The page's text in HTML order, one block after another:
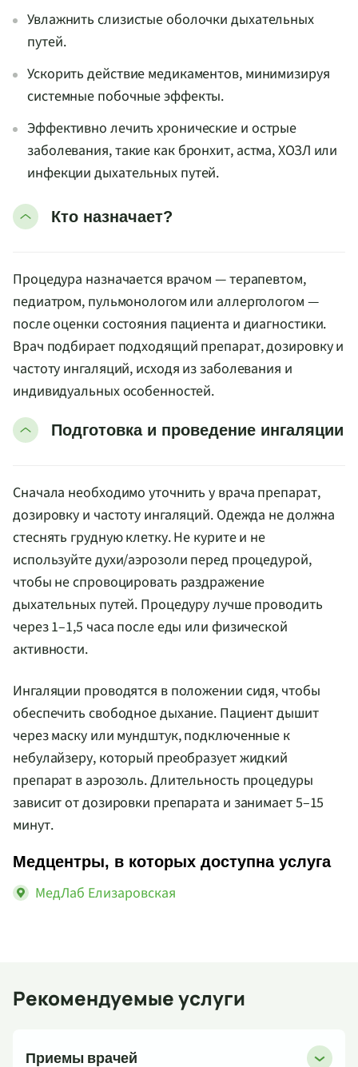
Увлажнить слизистые оболочки дыхательных
путей.
Ускорить действие медикаментов, минимизируя
системные побочные эффекты.
Эффективно лечить хронические и острые
заболевания, такие как бронхит, астма, ХОЗЛ или
инфекции дыхательных путей.
Кто назначает?
Процедура назначается врачом — терапевтом,
педиатром, пульмонологом или аллергологом —
после оценки состояния пациента и диагностики.
Врач подбирает подходящий препарат, дозировку и
частоту ингаляций, исходя из заболевания и
индивидуальных особенностей.
Подготовка и проведение ингаляции
Сначала необходимо уточнить у врача препарат,
дозировку и частоту ингаляций. Одежда не должна
стеснять грудную клетку. Не курите и не
используйте духи/аэрозоли перед процедурой,
чтобы не спровоцировать раздражение
дыхательных путей. Процедуру лучше проводить
через 1–1,5 часа после еды или физической
активности.
Ингаляции проводятся в положении сидя, чтобы
обеспечить свободное дыхание. Пациент дышит
через маску или мундштук, подключенные к
небулайзеру, который преобразует жидкий
препарат в аэрозоль. Длительность процедуры
зависит от дозировки препарата и занимает 5–15
минут.
Медцентры, в которых доступна услуга
МедЛаб Елизаровская
Рекомендуемые услуги
Приемы врачей